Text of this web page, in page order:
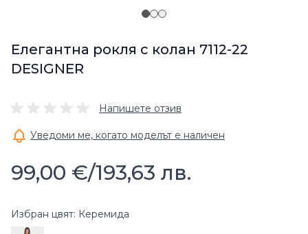
Елегантна рокля с колан 7112-22
DESIGNER
Напишете отзив
Уведоми ме, когато моделът е наличен
99,00 €/193,63 лв.
Избран цвят: Керемида